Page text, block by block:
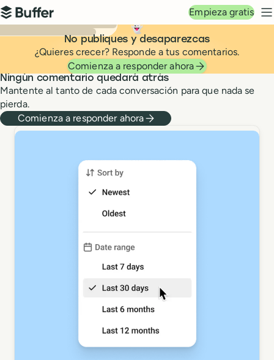
Navegación principal
Buffer
Empieza gratis
Community
👻
No publiques y desaparezcas
¿Quieres crecer? Responde a tus comentarios.
Comienza a responder ahora
Ningún comentario quedará atrás
Mantente al tanto de cada conversación para que nada se
pierda.
Comienza a responder ahora